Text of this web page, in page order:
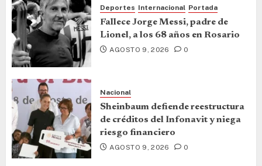
Deportes Internacional Portada
Fallece Jorge Messi, padre de
Lionel, a los 68 años en Rosario
AGOSTO 9, 2026 0
Nacional
Sheinbaum defiende reestructura
de créditos del Infonavit y niega
riesgo financiero
AGOSTO 9, 2026 0